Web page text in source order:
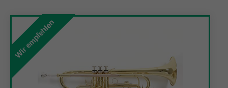
Wir empfehlen